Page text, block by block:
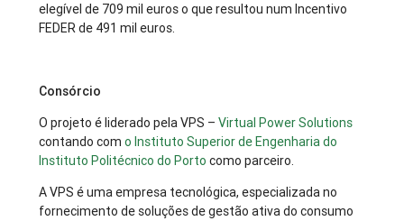
elegível de 709 mil euros o que resultou num Incentivo
FEDER de 491 mil euros.
Consórcio
O projeto é liderado pela VPS –Virtual Power Solutions
contando como Instituto Superior de Engenharia do
Instituto Politécnico do Porto como parceiro.
A VPS é uma empresa tecnológica, especializada no
fornecimento de soluções de gestão ativa do consumo